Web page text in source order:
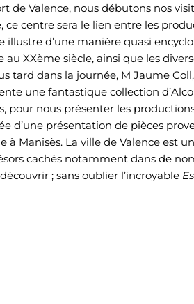
de Valence, nous débutons nos
centre sera le lien entre les
illustre d’une manière quasi
au XXème siècle, ainsi que les
tard dans la journée, M Jaume
une fantastique collection
pour nous présenter les
d’une présentation de pièces
à Manisès. La ville de Valence est
cachés notamment dans de
; sans oublier l’incroyable